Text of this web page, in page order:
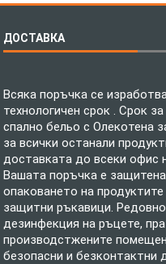
ДОСТАВКА
Всяка поръчка се
технологичен срок . Срок
спално бельо с Олекотена
за всички останали
доставката до всеки офис
Вашата поръчка е
опаковането на
защитни ръкавици.
дезинфекция на ръцете,
производстжените
безопасни и безконтактни